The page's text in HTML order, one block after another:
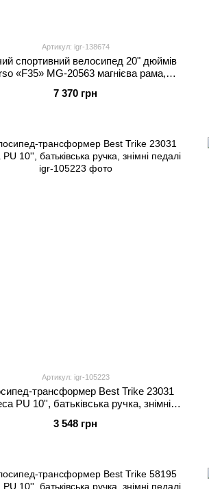
Артикул: igr-138674
спортивний велосипед 20" дюймів
«F35» MG-20563 магнієва рама,
75
7 370 грн
Артикул: igr-105223
трансформер Best Trike 23031
PU 10'', батьківська ручка, знімні
3 548 грн